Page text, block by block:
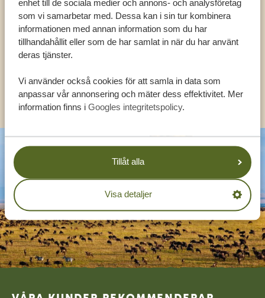
enhet till de sociala medier och annons- och analysföretag
som vi samarbetar med. Dessa kan i sin tur kombinera
informationen med annan information som du har
tillhandahållit eller som de har samlat in när du har använt
deras tjänster.
Vi använder också cookies för att samla in data som
anpassar vår annonsering och mäter dess effektivitet. Mer
information finns i Googles integritetspolicy.
Tillåt alla
Visa detaljer
EXPERTER
KONTAKT
Footer